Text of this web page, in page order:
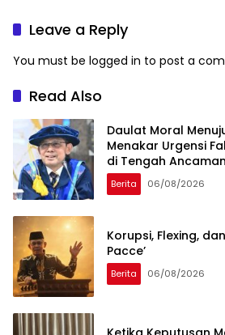
Leave a Reply
You must be logged in to post a
Read Also
Daulat Moral
Menakar Urgensi
di Tengah
Berita 06/08/2026
Korupsi, Flexing,
Pacce’
Berita 06/08/2026